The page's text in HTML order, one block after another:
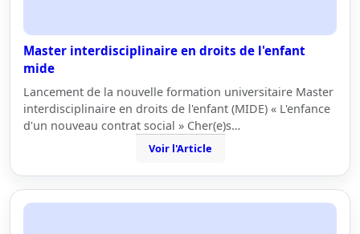
Master interdisciplinaire en droits de l'enfant
mide
Lancement de la nouvelle formation universitaire Master
interdisciplinaire en droits de l'enfant (MIDE) « L'enfance
d'un nouveau contrat social » Cher(e)s…
Voir l'Article